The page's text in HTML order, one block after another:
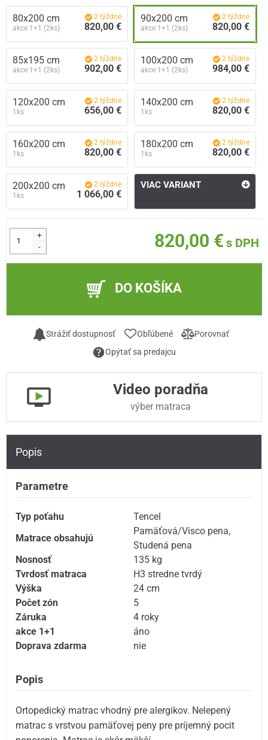
80x200 cm
akce 1+1 (2ks)
2 týždne
820,00 €
90x200 cm
akce 1+1 (2ks)
2 týždne
820,00 €
85x195 cm
akce 1+1 (2ks)
2 týždne
902,00 €
100x200 cm
akce 1+1 (2ks)
2 týždne
984,00 €
120x200 cm
1ks
2 týždne
656,00 €
140x200 cm
1ks
2 týždne
820,00 €
160x200 cm
1ks
2 týždne
820,00 €
180x200 cm
1ks
2 týždne
820,00 €
200x200 cm
1ks
2 týždne
1 066,00 €
VIAC VARIANT
+
-
820,00 € s DPH
DO KOŠÍKA
Strážiť dostupnosť Obľúbené
Porovnať
Opýtať sa predajcu
Video poradňa
výber matraca
Popis
Parametre
Typ poťahu
Tencel
Matrace obsahujú
Pamäťová/Visco pena,
Studená pena
Nosnosť
135 kg
Tvrdosť matraca
H3 stredne tvrdý
Výška
24 cm
Počet zón
5
Záruka
4 roky
akce 1+1
áno
Doprava zdarma
nie
Popis
Ortopedický matrac vhodný pre alergikov. Nelepený
matrac s vrstvou pamäťovej peny pre príjemný pocit